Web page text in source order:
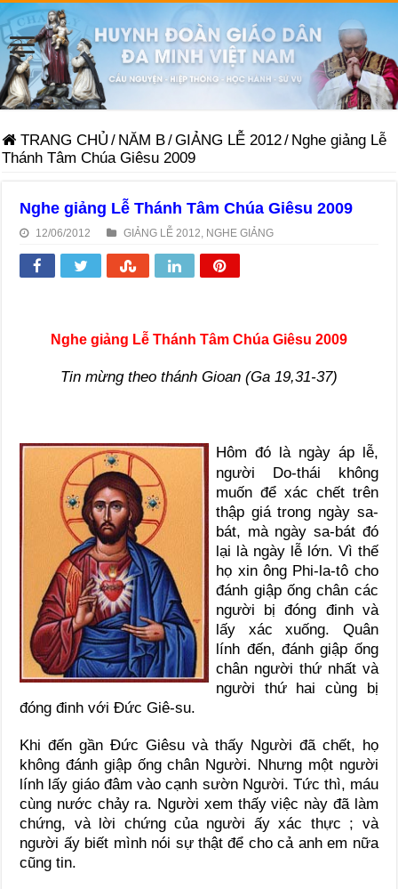
TRANG CHỦ / NĂM B/GIẢNG LỄ 2012/ Nghe giảng Lễ
Thánh Tâm Chúa Giêsu 2009
Nghe giảng Lễ Thánh Tâm Chúa Giêsu 2009
12/06/2012 GIẢNG LỄ 2012 NGHE GIẢNG
Nghe giảng Lễ Thánh Tâm Chúa Giêsu 2009
Tin mừng theo thánh Gioan (Ga 19,31-37)
Hôm đó là ngày áp lễ,
người Do-thái không
muốn để xác chết trên
thập giá trong ngày sa-
bát, mà ngày sa-bát đó
lại là ngày lễ lớn. Vì thế
họ xin ông Phi-la-tô cho
đánh giập ống chân các
người bị đóng đinh và
lấy xác xuống. Quân
lính đến, đánh giập ống
chân người thứ nhất và
người thứ hai cùng bị
đóng đinh với Đức Giê-su.
Khi đến gần Đức Giêsu và thấy Người đã chết, họ
không đánh giập ống chân Người. Nhưng một người
lính lấy giáo đâm vào cạnh sườn Người. Tức thì, máu
cùng nước chảy ra. Người xem thấy việc này đã làm
chứng, và lời chứng của người ấy xác thực ; và
người ấy biết mình nói sự thật để cho cả anh em nữa
cũng tin.